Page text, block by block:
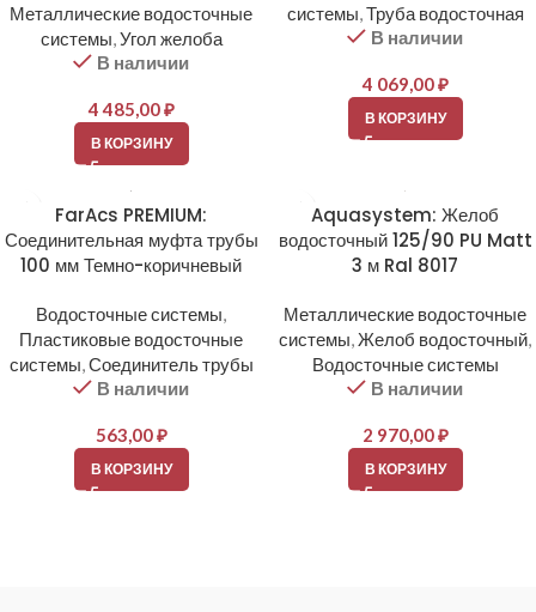
Металлические водосточные
системы Угол желоба
В наличии
4 485,00₽
В КОРЗИНУ
системы Труба водосточная
В наличии
4 069,00₽
В КОРЗИНУ
FarAcs PREMIUM:
Соединительная муфта трубы
100 мм Темно-коричневый
Водосточные системы
Пластиковые водосточные
системы Соединитель трубы
В наличии
563,00₽
В КОРЗИНУ
Aquasystem: Желоб
водосточный 125/90 PU Matt
3 м Ral 8017
Металлические водосточные
системы Желоб водосточный
Водосточные системы
В наличии
2 970,00₽
В КОРЗИНУ